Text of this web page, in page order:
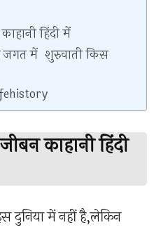
हिंदी में
में शुरुवाती किस
काहानी हिंदी
दुनिया में नहीं है,लेकिन